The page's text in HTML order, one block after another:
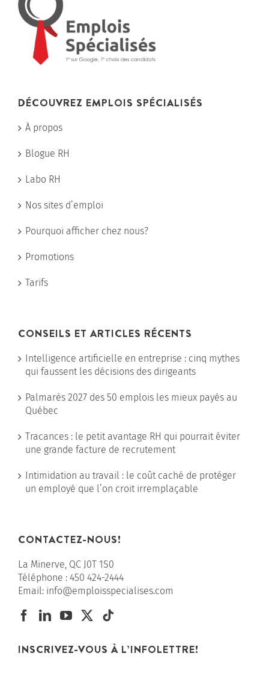
DÉCOUVREZ EMPLOIS SPÉCIALISÉS
À propos
Blogue RH
Labo RH
Nos sites d’emploi
Pourquoi afficher chez nous?
Promotions
Tarifs
CONSEILS ET ARTICLES RÉCENTS
Intelligence artificielle en entreprise : cinq mythes
qui faussent les décisions des dirigeants
Palmarès 2027 des 50 emplois les mieux payés au
Québec
Tracances : le petit avantage RH qui pourrait éviter
une grande facture de recrutement
Intimidation au travail : le coût caché de protéger
un employé que l’on croit irremplaçable
CONTACTEZ-NOUS!
La Minerve, QC J0T 1S0
Téléphone : 450 424-2444
Email: info@emploisspecialises.com
INSCRIVEZ-VOUS À L’INFOLETTRE!